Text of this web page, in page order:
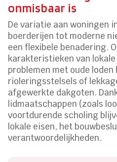
onmisbaar is
De variatie aan woningen
boerderijen tot moderne
een flexibele benadering.
karakteristieken van
problemen met oude
rioleringsstelsels of
afgewerkte dakgoten.
lidmaatschappen (zoals
voortdurende scholing
lokale eisen, het
verantwoordelijkheden.